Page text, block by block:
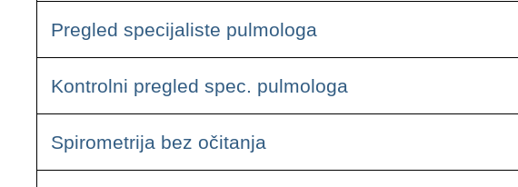
Pregled specijaliste pulmologa
Kontrolni pregled spec. pulmologa
Spirometrija bez očitanja